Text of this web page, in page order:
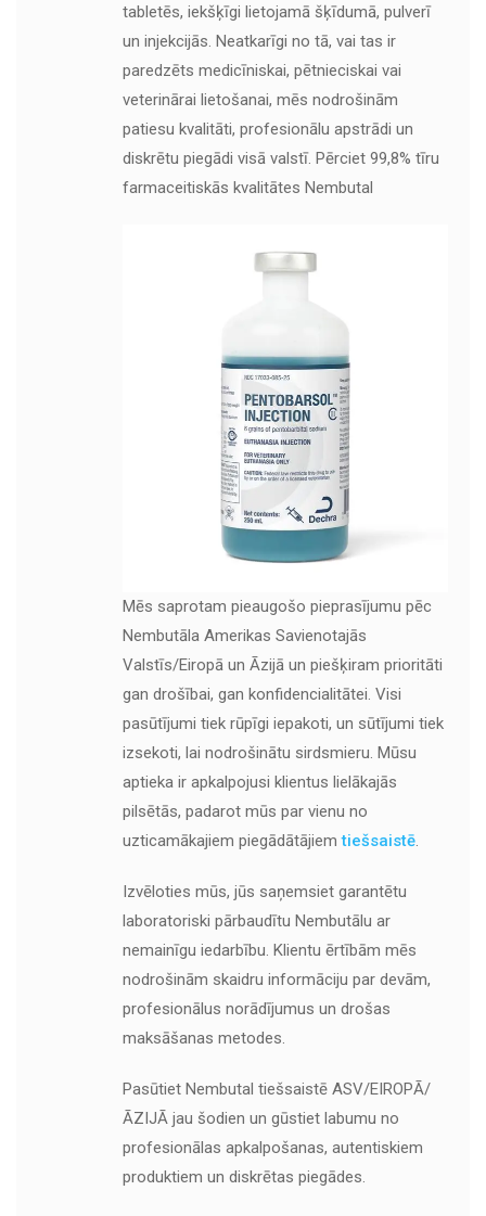
tabletēs, iekšķīgi lietojamā šķīdumā, pulverī
un injekcijās. Neatkarīgi no tā, vai tas ir
paredzēts medicīniskai, pētnieciskai vai
veterinārai lietošanai, mēs nodrošinām
patiesu kvalitāti, profesionālu apstrādi un
diskrētu piegādi visā valstī. Pērciet 99,8% tīru
farmaceitiskās kvalitātes Nembutal
Mēs saprotam pieaugošo pieprasījumu pēc
Nembutāla Amerikas Savienotajās
Valstīs/Eiropā un Āzijā un piešķiram prioritāti
gan drošībai, gan konfidencialitātei. Visi
pasūtījumi tiek rūpīgi iepakoti, un sūtījumi tiek
izsekoti, lai nodrošinātu sirdsmieru. Mūsu
aptieka ir apkalpojusi klientus lielākajās
pilsētās, padarot mūs par vienu no
uzticamākajiem piegādātājiemtiešsaistē.
Izvēloties mūs, jūs saņemsiet garantētu
laboratoriski pārbaudītu Nembutālu ar
nemainīgu iedarbību. Klientu ērtībām mēs
nodrošinām skaidru informāciju par devām,
profesionālus norādījumus un drošas
maksāšanas metodes.
Pasūtiet Nembutal tiešsaistē ASV/EIROPĀ/
ĀZIJĀ jau šodien un gūstiet labumu no
profesionālas apkalpošanas, autentiskiem
produktiem un diskrētas piegādes.